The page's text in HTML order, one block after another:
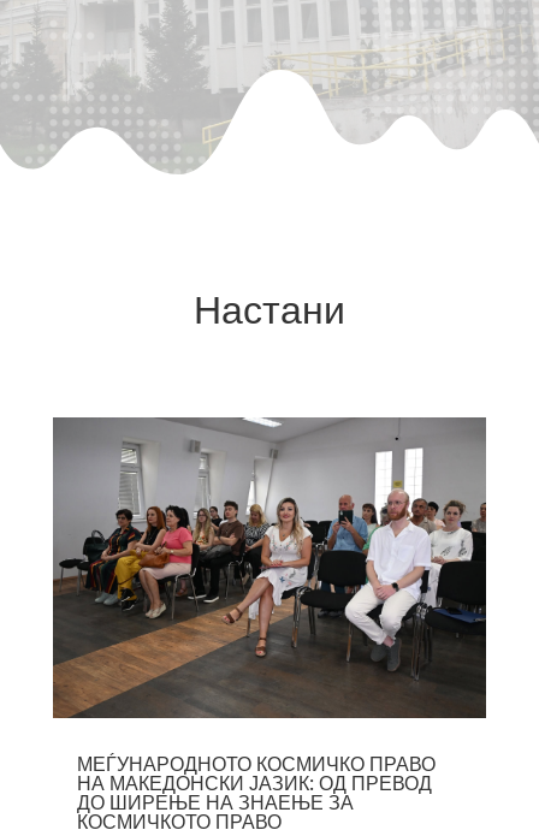
Настани
МЕЃУНАРОДНОТО КОСМИЧКО ПРАВО
НА МАКЕДОНСКИ ЈАЗИК: ОД ПРЕВОД
ДО ШИРЕЊЕ НА ЗНАЕЊЕ ЗА
КОСМИЧКОТО ПРАВО